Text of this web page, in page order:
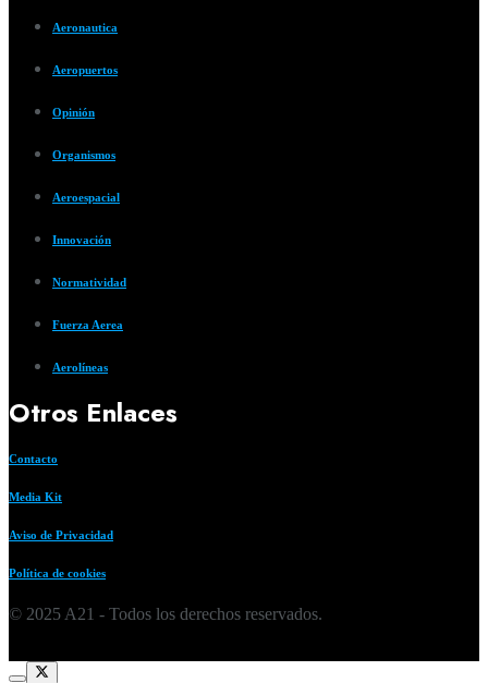
Aeronautica
Aeropuertos
Opinión
Organismos
Aeroespacial
Innovación
Normatividad
Fuerza Aerea
Aerolíneas
Otros Enlaces
Contacto
Media Kit
Aviso de Privacidad
Política de cookies
© 2025 A21 - Todos los derechos reservados.